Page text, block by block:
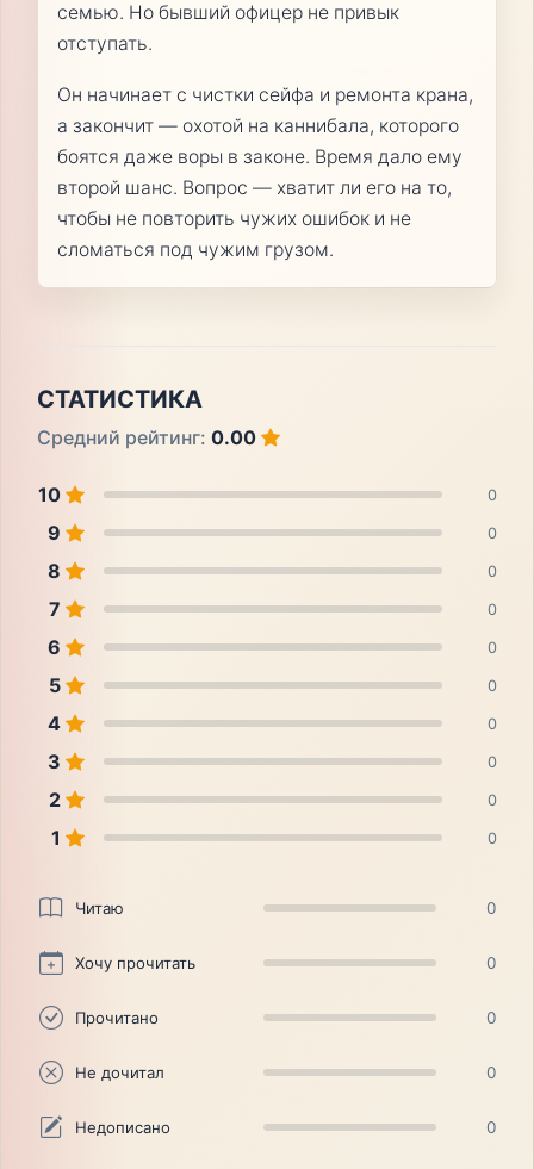
семью. Но бывший офицер не привык
отступать.
Он начинает с чистки сейфа и ремонта крана,
а закончит — охотой на каннибала, которого
боятся даже воры в законе. Время дало ему
второй шанс. Вопрос — хватит ли его на то,
чтобы не повторить чужих ошибок и не
сломаться под чужим грузом.
СТАТИСТИКА
Средний рейтинг: 0.00
10 0
9 0
8 0
7 0
6 0
5 0
4 0
3 0
2 0
1 0
Читаю 0
Хочу прочитать 0
Прочитано 0
Не дочитал 0
Недописано 0